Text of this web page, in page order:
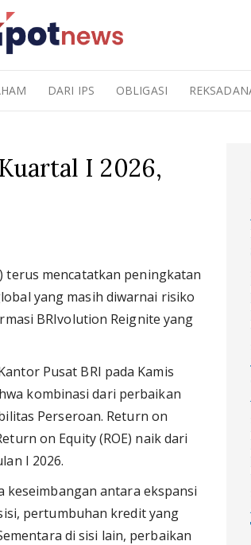
DARI IPS OBLIGASI
I 2026,
) terus mencatatkan peningkatan
yang masih diwarnai risiko
BRIvolution Reignite yang
Pusat BRI pada Kamis
kombinasi dari perbaikan
Perseroan. Return on
on Equity (ROE) naik dari
I 2026.
keseimbangan antara ekspansi
pertumbuhan kredit yang
di sisi lain, perbaikan